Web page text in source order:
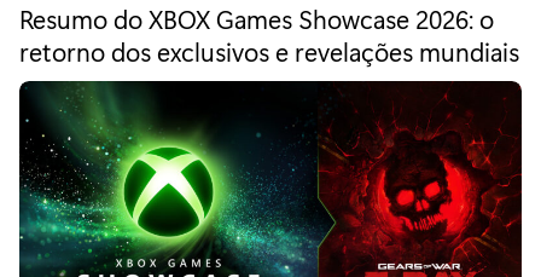
a
r
t
n
e
r
t
e
o
a
:
Resumo do XBOX Games Showcase 2026: o
retorno dos exclusivos e revelações mundiais